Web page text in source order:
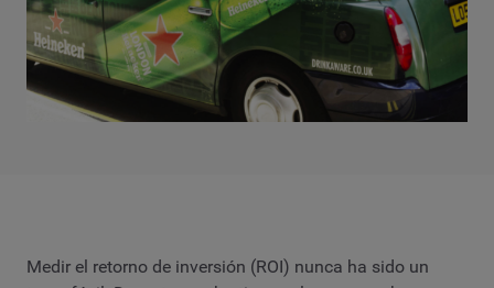
Medir el retorno de inversión (ROI) nunca ha sido un